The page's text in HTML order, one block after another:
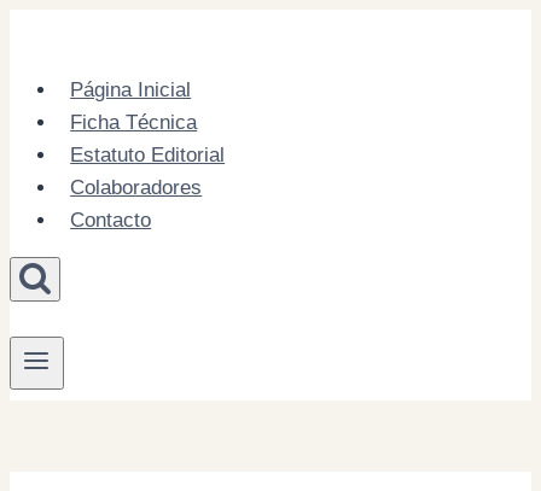
contentPágina Inicial
Ficha Técnica
Estatuto Editorial
Colaboradores
Contacto